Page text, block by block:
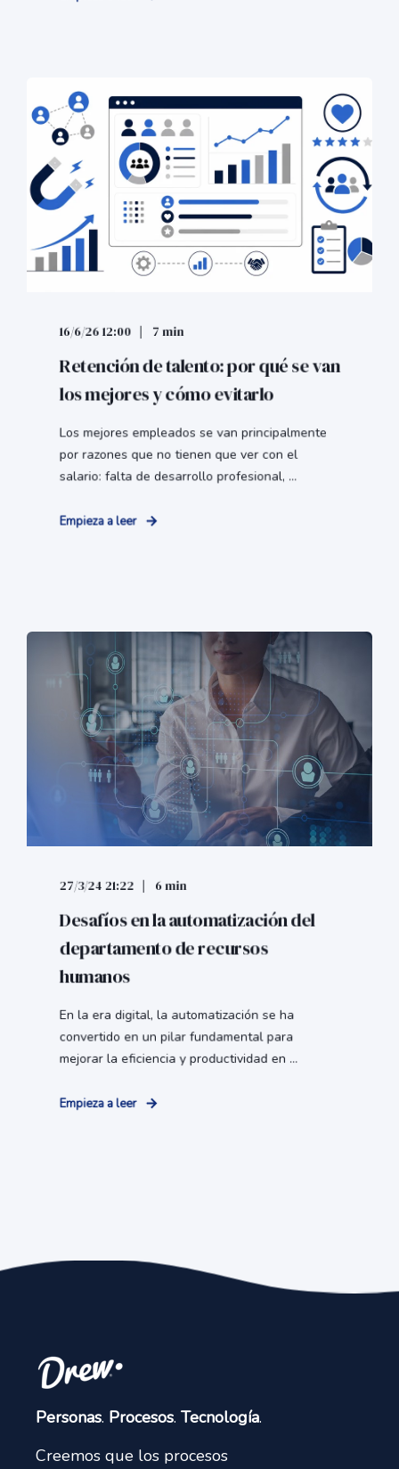
16/6/26 12:00 7 min
Retención de talento: por qué se van
los mejores y cómo evitarlo
Los mejores empleados se van principalmente
por razones que no tienen que ver con el
salario: falta de desarrollo profesional, ...
Empieza a leer
27/3/24 21:22 6 min
Desafíos en la automatización del
departamento de recursos
humanos
En la era digital, la automatización se ha
convertido en un pilar fundamental para
mejorar la eficiencia y productividad en ...
Empieza a leer
Personas. Procesos. Tecnología.
Creemos que los procesos